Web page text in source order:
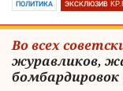
ПОЛИТИКА ЭКСКЛЮЗИВ
Во всех
журавликов,